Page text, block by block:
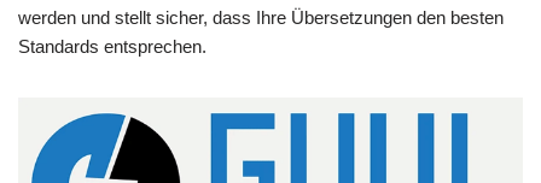
werden und stellt sicher, dass Ihre Übersetzungen den besten
Standards entsprechen.